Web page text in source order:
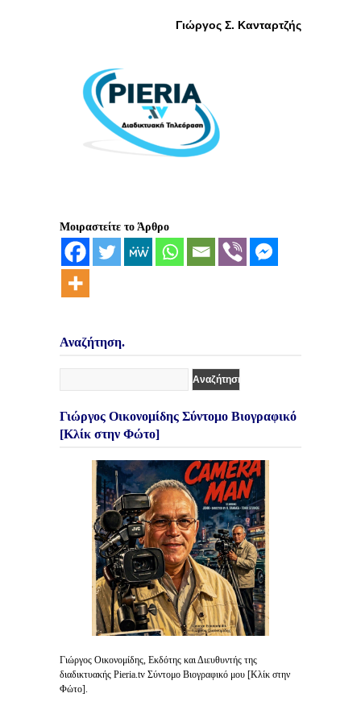
Γιώργος Σ. Κανταρτζής
Μοιραστείτε το Άρθρο
Αναζήτηση.
Γιώργος Οικονομίδης Σύντομο Βιογραφικό
[Κλίκ στην Φώτο]
Γιώργος Οικονομίδης, Εκδότης και Διευθυντής της
διαδικτυακής Pieria.tv Σύντομο Βιογραφικό μου [Κλίκ στην
Φώτο].